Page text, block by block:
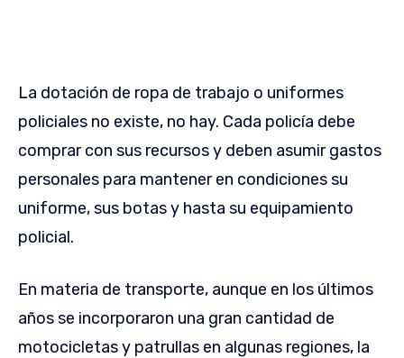
La dotación de ropa de trabajo o uniformes
policiales no existe, no hay. Cada policía debe
comprar con sus recursos y deben asumir gastos
personales para mantener en condiciones su
uniforme, sus botas y hasta su equipamiento
policial.
En materia de transporte, aunque en los últimos
años se incorporaron una gran cantidad de
motocicletas y patrullas en algunas regiones, la